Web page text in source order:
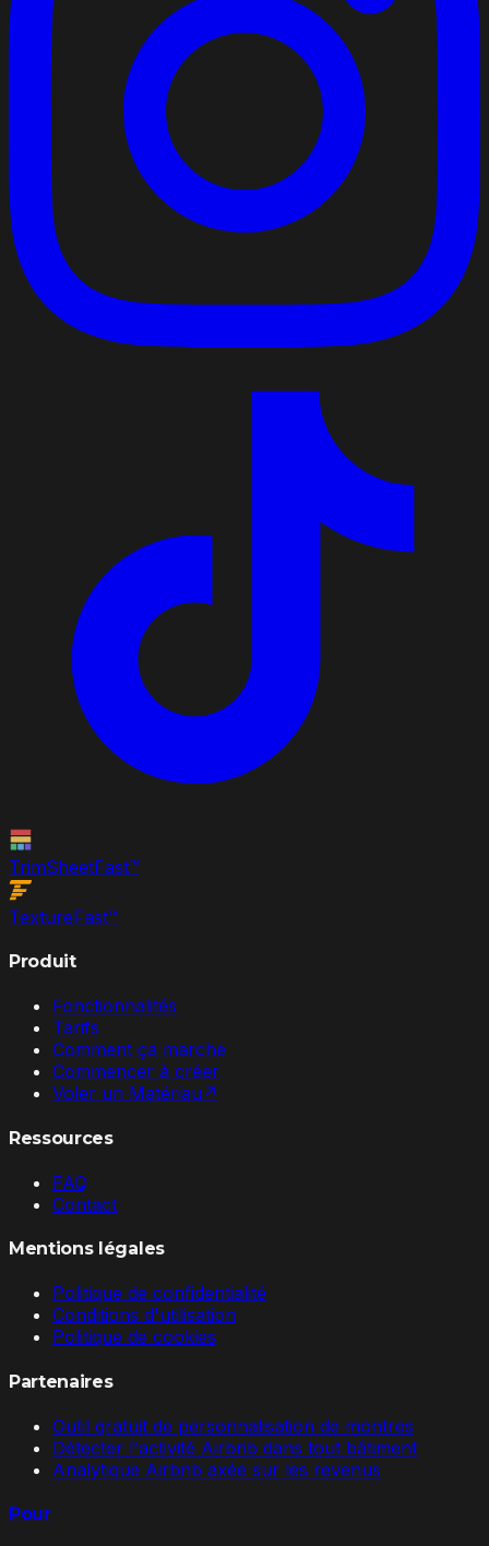
TrimSheetFast™
TextureFast™
Produit
Fonctionnalités
Tarifs
Comment ça marche
Commencer à créer
Voler un Matériau ↗
Ressources
FAQ
Contact
Mentions légales
Politique de confidentialité
Conditions d'utilisation
Politique de cookies
Partenaires
Outil gratuit de personnalisation de montres
Détecter l'activité Airbnb dans tout bâtiment
Analytique Airbnb axée sur les revenus
Pour